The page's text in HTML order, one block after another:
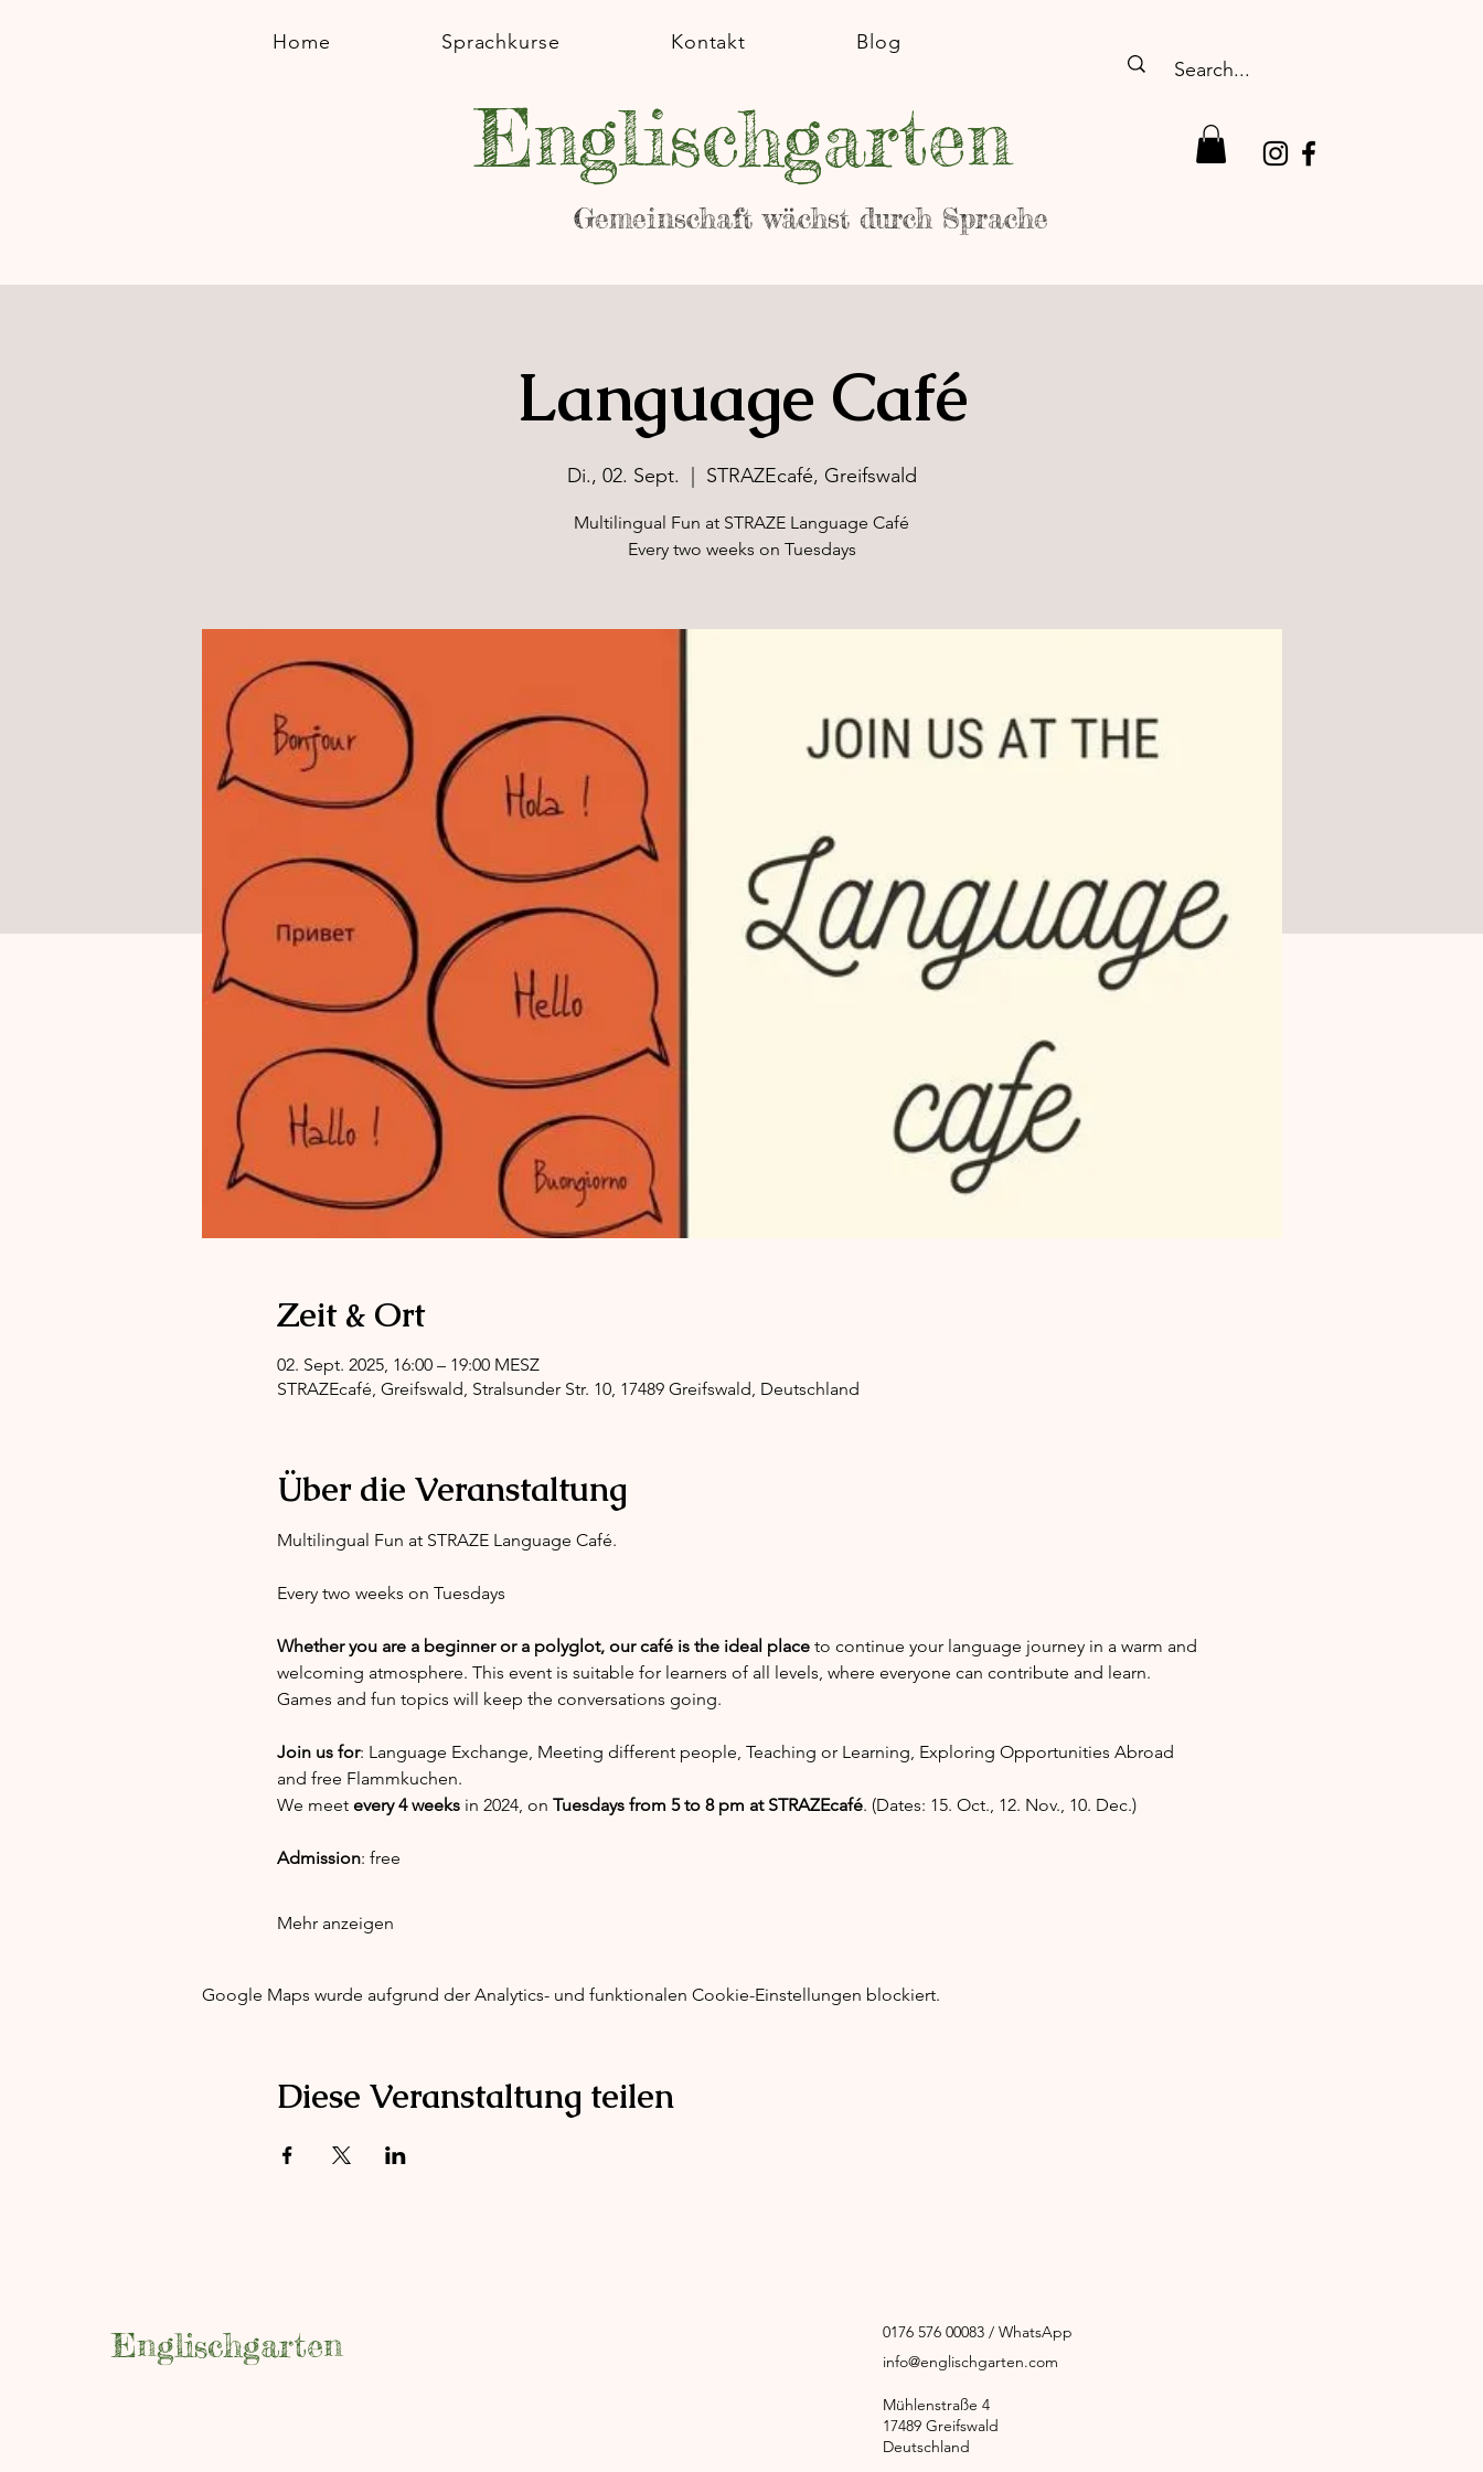
Englischgarten
Gemeinschaft wächst durch Sprache
Home Sprachkurse Kontakt Blog
Language Café
Di., 02. Sept. STRAZEcafé, Greifswald
Multilingual Fun at STRAZE Language Café
Every two weeks on Tuesdays
Zeit & Ort
02. Sept. 2025, 16:00 – 19:00 MESZ
STRAZEcafé, Greifswald, Stralsunder Str. 10, 17489 Greifswald, Deutschland
Über die Veranstaltung
Multilingual Fun at STRAZE Language Café.
Every two weeks on Tuesdays
Whether you are a beginner or a polyglot, our café is the ideal place to continue your language journey in a warm and
welcoming atmosphere. This event is suitable for learners of all levels, where everyone can contribute and learn.
Games and fun topics will keep the conversations going.
Join us for: Language Exchange, Meeting different people, Teaching or Learning, Exploring Opportunities Abroad
and free Flammkuchen.
We meet every 4 weeks in 2024, on Tuesdays from 5 to 8 pm at STRAZEcafé. (Dates: 15. Oct., 12. Nov., 10. Dec.)
Admission: free
Mehr anzeigen
Google Maps wurde aufgrund der Analytics- und funktionalen Cookie-Einstellungen blockiert.
Diese Veranstaltung teilen
Englischgarten
0176 576 00083 / WhatsApp
info@englischgarten.com
Mühlenstraße 4
17489 Greifswald
Deutschland